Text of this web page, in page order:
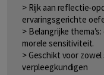
> Rijk aan reflectie-
ervaringsgerichte
> Belangrijke
morele sensitiviteit.
> Geschikt voor
verpleegkundigen